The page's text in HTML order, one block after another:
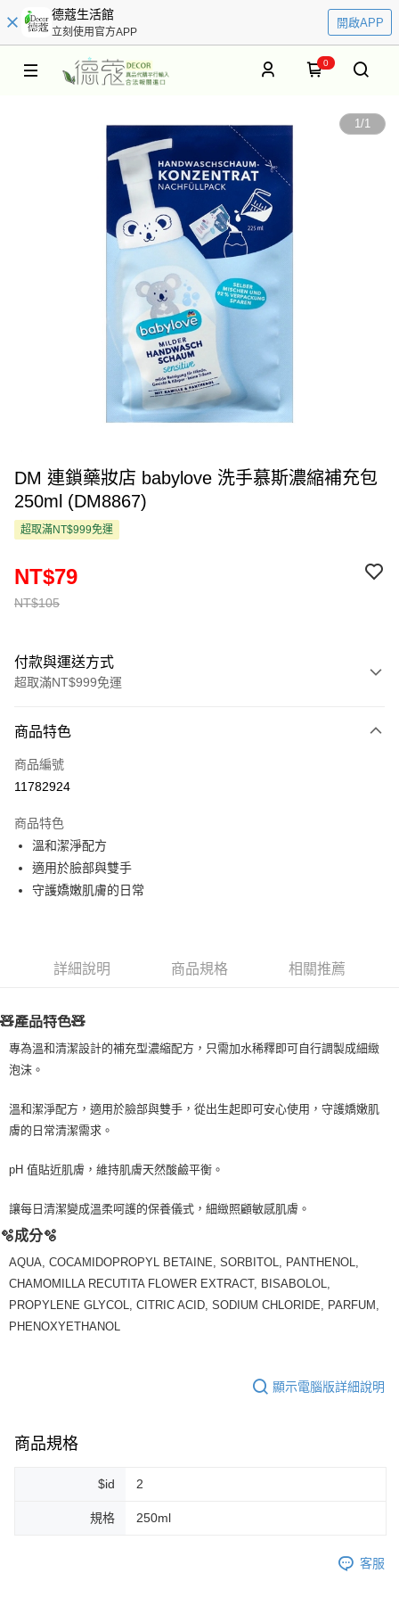
德蔻生活館
立刻使用官方APP
開啟APP
0
1/1
DM 連鎖藥妝店 babylove 洗手慕斯濃縮補充包
250ml (DM8867)
超取滿NT$999免運
NT$105
NT$79
付款與運送方式
超取滿NT$999免運
信用卡一次付款
超商取貨付款
Apple Pay
街口支付
ATM付款
運送方式
全家取貨付款
每筆NT$80，滿NT$999(含以上)免運費
全家純取貨 (先付款
每筆NT$80，滿NT$999(含以上)免運費
7-11取貨付款
7-11純取貨 (先付款
每筆NT$80，滿NT$999(含以上)免運費
每筆NT$100，滿NT$999(含以上)免運費
離島宅配（澎湖、金門、馬祖、小琉球）
商品特色
商品編號
11782924
商品特色
溫和潔淨配方
適用於臉部與雙手
守護嬌嫩肌膚的日常
詳細說明 商品規格 相關推薦
🧸產品特色🧸
專為溫和清潔設計的補充型濃縮配方，只需加水稀釋即可自行調製成細緻
泡沫。
溫和潔淨配方，適用於臉部與雙手，從出生起即可安心使用，守護嬌嫩肌
膚的日常清潔需求。
pH 值貼近肌膚，維持肌膚天然酸鹼平衡。
讓每日清潔變成溫柔呵護的保養儀式，細緻照顧敏感肌膚。
🫧成分🫧
AQUA, COCAMIDOPROPYL BETAINE, SORBITOL, PANTHENOL,
CHAMOMILLA RECUTITA FLOWER EXTRACT, BISABOLOL,
PROPYLENE GLYCOL, CITRIC ACID, SODIUM CHLORIDE, PARFUM,
PHENOXYETHANOL
顯示電腦版詳細說明
商品規格
$id 2
規格 250ml
客服